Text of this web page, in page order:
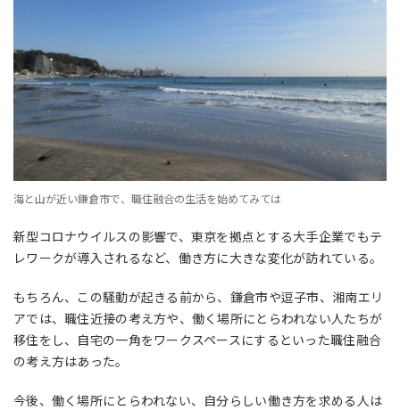
海と山が近い鎌倉市で、職住融合の生活を始めてみては
新型コロナウイルスの影響で、東京を拠点とする大手企業でもテ
レワークが導入されるなど、働き方に大きな変化が訪れている。
もちろん、この騒動が起きる前から、鎌倉市や逗子市、湘南エリ
アでは、職住近接の考え方や、働く場所にとらわれない人たちが
移住をし、自宅の一角をワークスペースにするといった職住融合
の考え方はあった。
今後、働く場所にとらわれない、自分らしい働き方を求める人は